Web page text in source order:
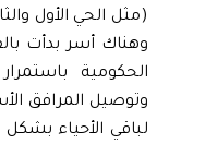
(مثل الحي الأول
وهناك أسر بدأت
الحكومية باستمرار
وتوصيل المرافق
لباقي الأحياء بشكل